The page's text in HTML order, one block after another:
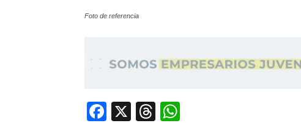
Foto de referencia
Facebook
X Threads